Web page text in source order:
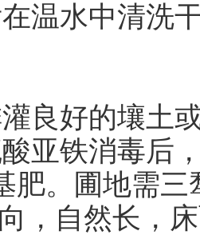
温水中清洗
良好的壤土
亚铁消毒后
肥。圃地需
，自然长，